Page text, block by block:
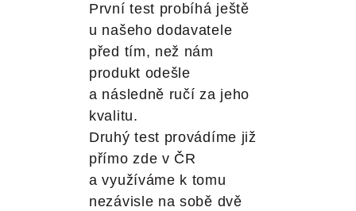
První test probíhá ještě
u našeho dodavatele
před tím, než nám
produkt odešle
a následně ručí za jeho
kvalitu.
Druhý test provádíme již
přímo zde v ČR
a využíváme k tomu
nezávisle na sobě dvě